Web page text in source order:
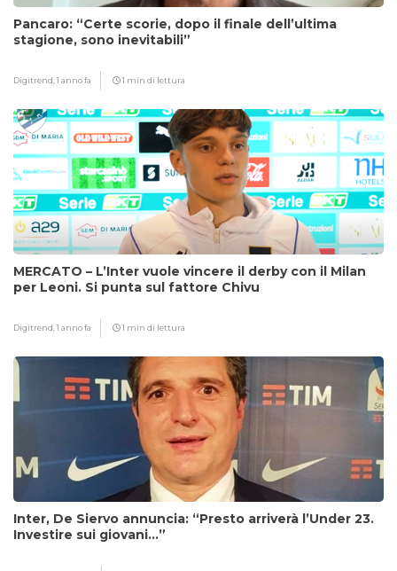
Pancaro: “Certe scorie, dopo il finale dell’ultima
stagione, sono inevitabili”
Digitrend,1 anno fa 1 min di lettura
MERCATO – L’Inter vuole vincere il derby con il Milan
per Leoni. Si punta sul fattore Chivu
Digitrend,1 anno fa 1 min di lettura
Inter, De Siervo annuncia: “Presto arriverà l’Under 23.
Investire sui giovani…”